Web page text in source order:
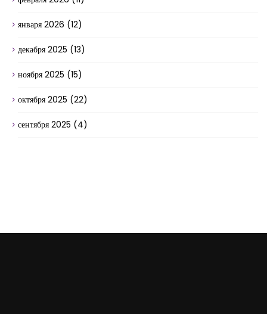
января 2026 (12)
декабря 2025 (13)
ноября 2025 (15)
октября 2025 (22)
сентября 2025 (4)